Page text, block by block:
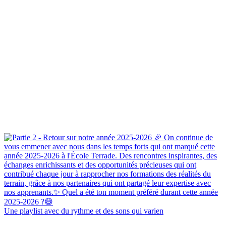
Une playlist avec du rythme et des sons qui varien